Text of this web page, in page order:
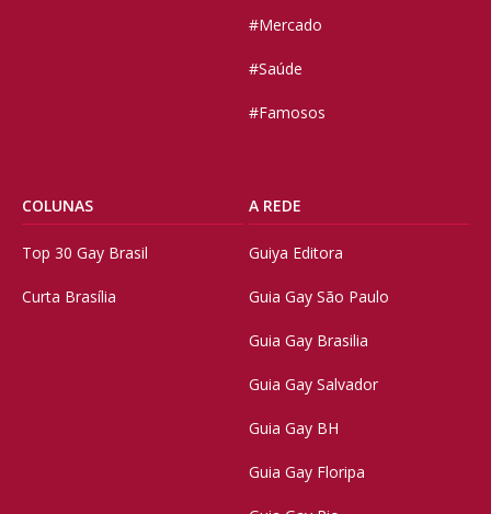
#Mercado
#Saúde
#Famosos
COLUNAS
Top 30 Gay Brasil
Curta Brasília
A REDE
Guiya Editora
Guia Gay São Paulo
Guia Gay Brasilia
Guia Gay Salvador
Guia Gay BH
Guia Gay Floripa